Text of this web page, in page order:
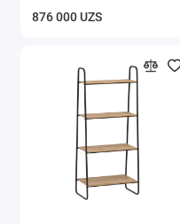
876 000 UZS